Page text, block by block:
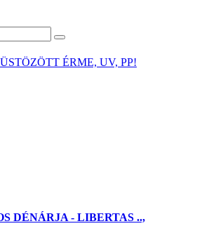
DÉNÁRJA - LIBERTAS ..,